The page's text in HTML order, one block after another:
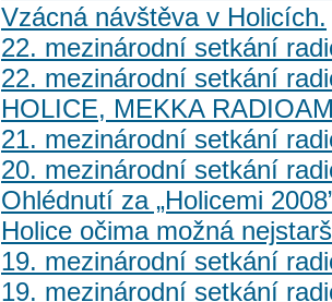
Vzácná návštěva v Holicích.
22. mezinárodní setkání
22. mezinárodní setkání
HOLICE, MEKKA
21. mezinárodní setkání
20. mezinárodní setkání
Ohlédnutí za „Holicemi
Holice očima možná
19. mezinárodní setkání
19. mezinárodní setkání